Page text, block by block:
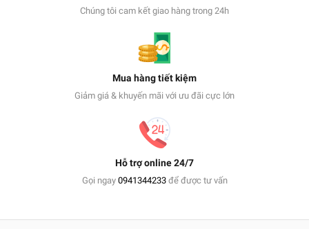
Chúng tôi cam kết giao hàng trong 24h
Mua hàng tiết kiệm
Giảm giá & khuyến mãi với ưu đãi cực lớn
Hỗ trợ online 24/7
Gọi ngay 0941344233để được tư vấn